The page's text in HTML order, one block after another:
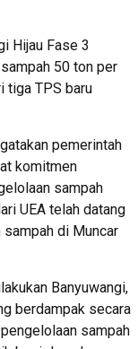
Hijau Fase 3
50 ton per
tiga TPS baru
pemerintah
komitmen
sampah
UEA telah datang
di Muncar
Banyuwangi,
berdampak secara
sampah